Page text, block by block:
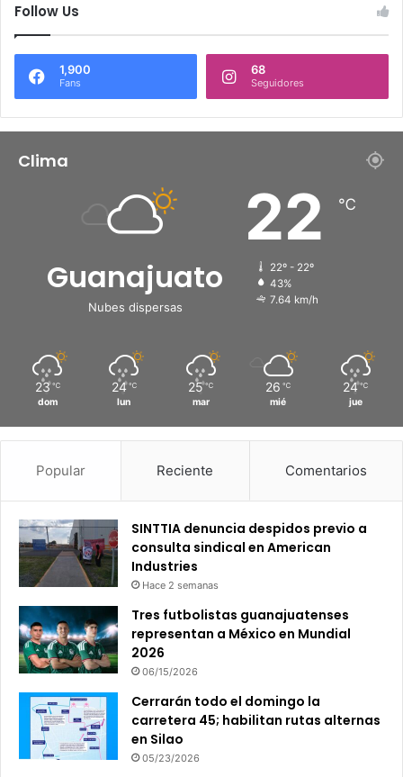
Follow Us
1,900
Fans
68
Seguidores
Clima
Guanajuato
Nubes dispersas
22 ℃
22º - 22º
43%
7.64 km/h
23 ℃
dom
24 ℃
lun
25 ℃
mar
26 ℃
mié
24 ℃
jue
Popular Reciente Comentarios
SINTTIA denuncia despidos previo a
consulta sindical en American
Industries
Hace 2 semanas
Tres futbolistas guanajuatenses
representan a México en Mundial
2026
06/15/2026
Cerrarán todo el domingo la
carretera 45; habilitan rutas alternas
en Silao
05/23/2026